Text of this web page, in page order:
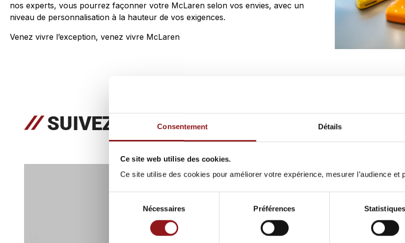
Consentement Détails
Ce site web utilise des cookies.
Ce site utilise des cookies pour améliorer votre expérience, mesurer l’audience et
consentement
Nécessaires Préférences Statistiques
nos experts, vous pourrez façonner votre McLaren selon vos envies, avec un
niveau de personnalisation à la hauteur de vos exigences.
Venez vivre l’exception, venez vivre McLaren
SUIVEZ NOUS SUR INSTAGRAM